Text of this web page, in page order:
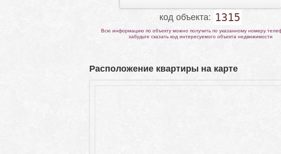
код объекта: 1315
Всю информацию по объекту можно получить по указанному номеру
забудьте сказать код интересуемого объекта недвижимости
Расположение квартиры на карте